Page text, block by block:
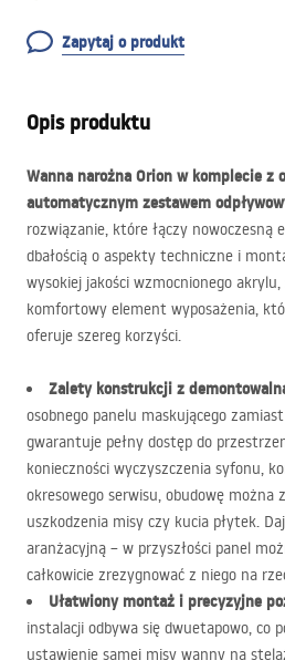
Zapytaj o produkt
Opis produktu
Wanna narożna Orion w komplecie z
automatycznym zestawem
rozwiązanie, które łączy nowoczesną
dbałością o aspekty techniczne i
wysokiej jakości wzmocnionego
komfortowy element wyposażenia,
oferuje szereg korzyści.
Zalety konstrukcji z
osobnego panelu maskującego
gwarantuje pełny dostęp do
konieczności wyczyszczenia syfonu,
okresowego serwisu, obudowę można
uszkodzenia misy czy kucia płytek.
aranżacyjną – w przyszłości panel
całkowicie zrezygnować z niego na
Ułatwiony montaż i precyzyjne
instalacji odbywa się dwuetapowo, co
ustawienie samej misy wanny na